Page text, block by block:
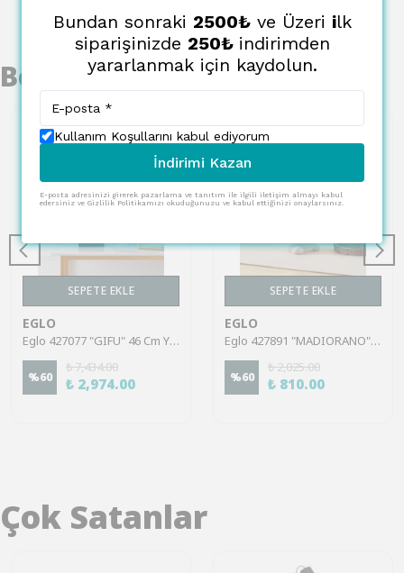
Benzer Ürünler
SEPETE EKLE
EGLO
Eglo 427077 "GIFU" 46 Cm Yüksekliğinde Plastik Dekoratif Obje Biblo
%60
₺ 7,434.00
₺ 2,974.00
SEPETE EKLE
EGLO
Eglo 427891 "MADIORANO" 17 Cm Yüksekliğinde Dekoratif Obje Biblo
%60
₺ 2,025.00
₺ 810.00
Çok Satanlar
Bundan sonraki 2500₺ve Üzeri ilk
siparişinizde 250₺ indirimden
yararlanmak için kaydolun.
Kullanım Koşullarını kabul ediyorum
İndirimi Kazan
E-posta adresinizi girerek pazarlama ve tanıtım ile ilgili iletişim almayı kabul
edersiniz ve Gizlilik Politikamızı okuduğunuzu ve kabul ettiğinizi onaylarsınız.